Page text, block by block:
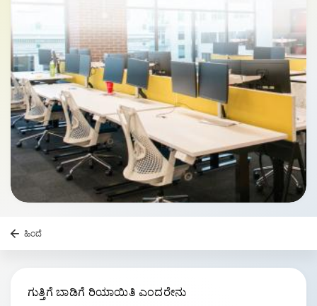
ಹಿಂದೆ
ಗುತ್ತಿಗೆಬಾಡಿಗೆ ರಿಯಾಯಿತಿ ಎಂದರೇನು